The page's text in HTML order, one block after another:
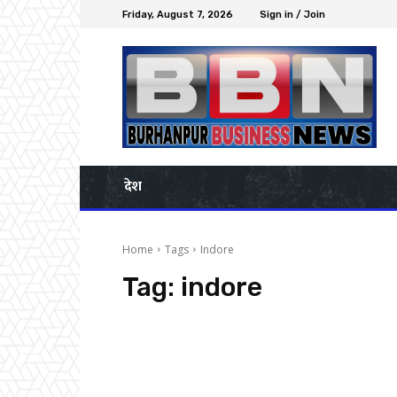
Friday, August 7, 2026 Sign in / Join
देश
Home Tags Indore
Tag: indore